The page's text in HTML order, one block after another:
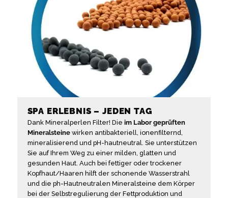
SPA ERLEBNIS – JEDEN TAG
Dank Mineralperlen Filter! Die im Labor geprüften
Mineralsteinewirken antibakteriell, ionenfilternd,
mineralisierend und pH-hautneutral. Sie unterstützen
Sie auf Ihrem Weg zu einer milden, glatten und
gesunden Haut. Auch bei fettiger oder trockener
Kopfhaut/Haaren hilft der schonende Wasserstrahl
und die ph-Hautneutralen Mineralsteine dem Körper
bei der Selbstregulierung der Fettproduktion und